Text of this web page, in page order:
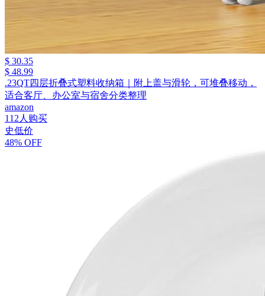
$ 30.35
$ 48.99
.23QT四层折叠式塑料收纳箱｜附上盖与滑轮，可堆叠移动，
适合客厅、办公室与宿舍分类整理
amazon
112人购买
史低价
48% OFF